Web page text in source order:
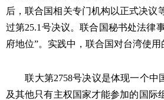
后，联合国相关专门机构以正式决议
过第25.1号决议。联合国秘书处法律
府地位”。实践中，联合国对台湾使用
联大第2758号决议是体现一个中
及其他只有主权国家才能参加的国际